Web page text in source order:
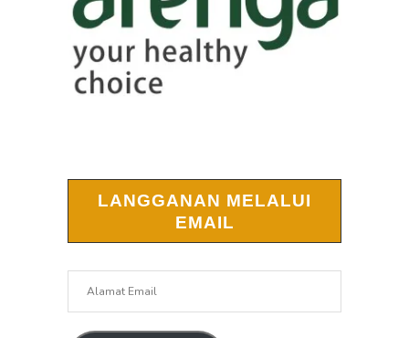
LANGGANAN MELALUI
EMAIL